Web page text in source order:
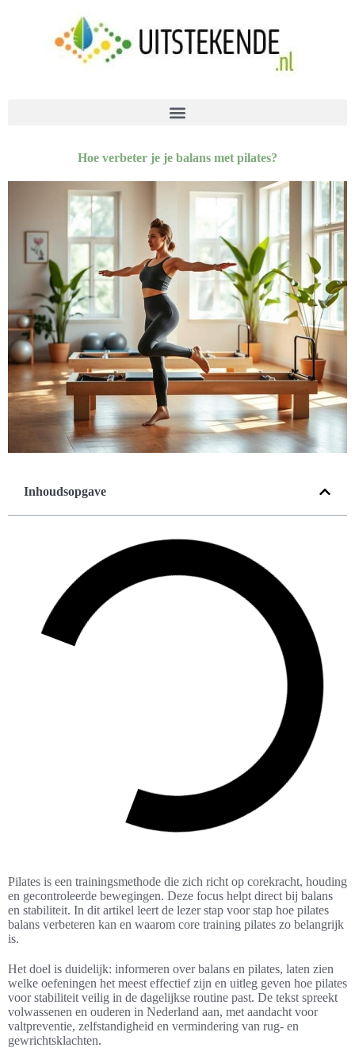
Hoe verbeter je je balans met pilates?
Inhoudsopgave
Pilates is een trainingsmethode die zich richt op corekracht, houding
en gecontroleerde bewegingen. Deze focus helpt direct bij balans
en stabiliteit. In dit artikel leert de lezer stap voor stap hoe pilates
balans verbeteren kan en waarom core training pilates zo belangrijk
is.
Het doel is duidelijk: informeren over balans en pilates, laten zien
welke oefeningen het meest effectief zijn en uitleg geven hoe pilates
voor stabiliteit veilig in de dagelijkse routine past. De tekst spreekt
volwassenen en ouderen in Nederland aan, met aandacht voor
valtpreventie, zelfstandigheid en vermindering van rug- en
gewrichtsklachten.